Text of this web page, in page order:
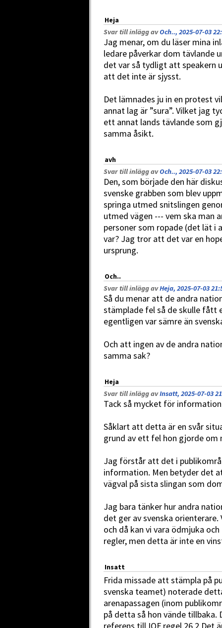
Heja
Svar till inlägg avOch.., 2025-07-03
Jag menar, om du läser mina
ledare påverkar dom tävlande
det var så tydligt att speakern
att det inte är sjysst.
Det lämnades ju in en protest
annat lag är ”sura”. Vilket jag
ett annat lands tävlande som
samma åsikt.
avh
Svar till inlägg avOch.., 2025-07-03
Den, som började den här
svenske grabben som blev
springa utmed snitslingen
utmed vägen --- vem ska man
personer som ropade (det lät i
var? Jag tror att det var en
ursprung.
Och..
Svar till inlägg avHeja, 2025-07-03
Så du menar att de andra
stämplade fel så de skulle fått
egentligen var sämre än
Och att ingen av de andra
samma sak?
Heja
Svar till inlägg avInsatt, 2025-07-03
Tack så mycket för
Såklart att detta är en svår
grund av ett fel hon gjorde
Jag förstår att det i
information. Men betyder det
vägval på sista slingan som
Jag bara tänker hur andra
det ger av svenska
och då kan vi vara ödmjuka
regler, men detta är inte en
Insatt
Frida missade att stämpla på
svenska teamet) noterade
arenapassagen (inom
på detta så hon vände tillbaka.